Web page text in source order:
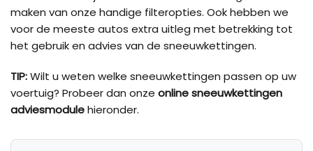
maken van onze handige filteropties. Ook hebben we
voor de meeste autos extra uitleg met betrekking tot
het gebruik en advies van de sneeuwkettingen.
TIP:Wilt u weten welke sneeuwkettingen passen op uw
voertuig? Probeer dan onze online sneeuwkettingen
adviesmodulehieronder.